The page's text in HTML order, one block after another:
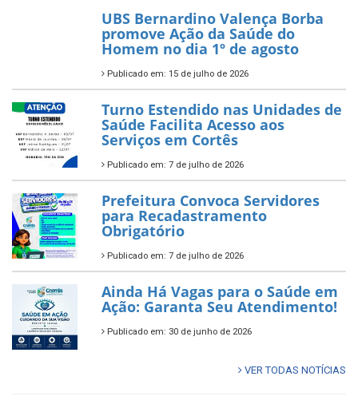
UBS Bernardino Valença Borba
promove Ação da Saúde do
Homem no dia 1º de agosto
Publicado em: 15 de julho de 2026
Turno Estendido nas Unidades de
Saúde Facilita Acesso aos
Serviços em Cortês
Publicado em: 7 de julho de 2026
Prefeitura Convoca Servidores
para Recadastramento
Obrigatório
Publicado em: 7 de julho de 2026
Ainda Há Vagas para o Saúde em
Ação: Garanta Seu Atendimento!
Publicado em: 30 de junho de 2026
VER TODAS NOTÍCIAS